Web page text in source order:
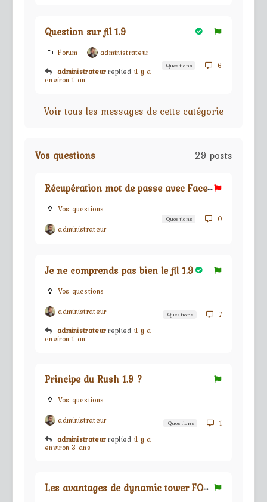
Question sur fil 1.9
Forum
administrateur
administrateur replied il y a
environ 1 an
Questions 6
Voir tous les messages de cette catégorie
Vos questions 29 posts
R
écupération mot de passe avec Facebook
Vos questions
administrateur
Questions 0
Je ne comprends pas bien le fil 1.9
Vos questions
administrateur
administrateur replied il y a
environ 1 an
Questions 7
Principe du Rush 1.9 ?
Vos questions
administrateur
administrateur replied il y a
environ 3 ans
Questions 1
L
es avantages de dynamic tower FOE ?